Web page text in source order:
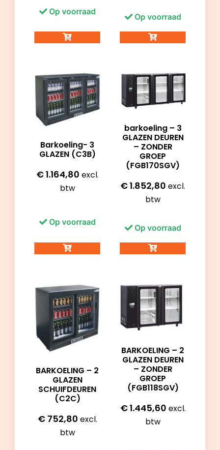
Op voorraad
Op voorraad
Barkoeling- 3
GLAZEN (C3B)
€1.164,80 excl.
btw
Op voorraad
barkoeling – 3
GLAZEN DEUREN
– ZONDER
GROEP
(FGB170SGV)
€1.852,80 excl.
btw
Op voorraad
BARKOELING – 2
GLAZEN
SCHUIFDEUREN
(C2C)
€752,80 excl.
btw
BARKOELING – 2
GLAZEN DEUREN
– ZONDER
GROEP
(FGB118SGV)
€1.445,60 excl.
btw